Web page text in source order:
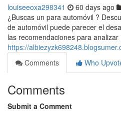
louiseeoxa298341 60 days ago
¿Buscas un para automóvil ?
de automóvil puede parecer el
las recomendaciones para
https://
Comments
Who
Comments
Submit a Comment